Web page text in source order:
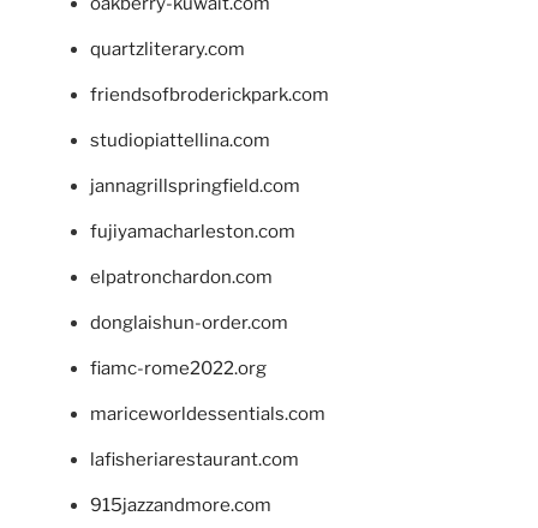
quartzliterary.com
friendsofbroderickpark.com
studiopiattellina.com
jannagrillspringfield.com
fujiyamacharleston.com
elpatronchardon.com
donglaishun-order.com
fiamc-rome2022.org
mariceworldessentials.com
lafisheriarestaurant.com
915jazzandmore.com